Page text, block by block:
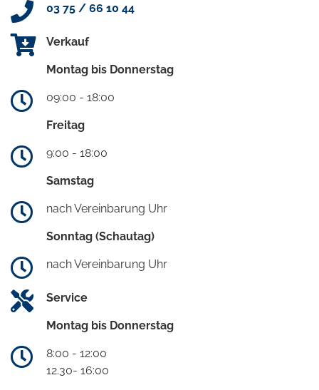
03 75 / 66 10 44
Verkauf
Montag bis Donnerstag
09:00 - 18:00
Freitag
9:00 - 18:00
Samstag
nach Vereinbarung Uhr
Sonntag (Schautag)
nach Vereinbarung Uhr
Service
Montag bis Donnerstag
8:00 - 12:00
12.30- 16:00